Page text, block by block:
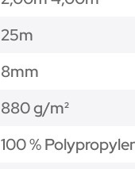
25m
8mm
880 g/m²
100 %